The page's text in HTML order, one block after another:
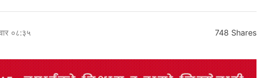
०८:३५ 748 Shares